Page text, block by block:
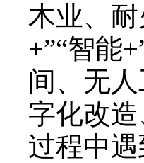
木业、
+”“智能
间、无
字化改
过程中